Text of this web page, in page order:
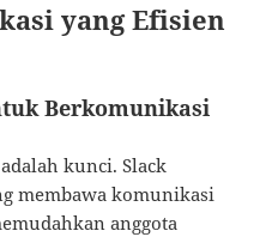
yang Efisien
Berkomunikasi
kunci. Slack
membawa komunikasi
anggota